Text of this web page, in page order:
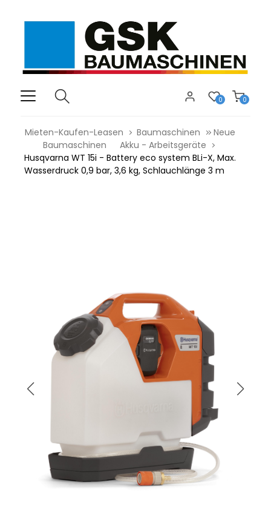
0
0
Mieten-Kaufen-Leasen Baumaschinen
Neue
Baumaschinen
Akku - Arbeitsgeräte
Husqvarna WT 15i - Battery eco system BLi-X, Max.
Wasserdruck 0,9 bar, 3,6 kg, Schlauchlänge 3 m